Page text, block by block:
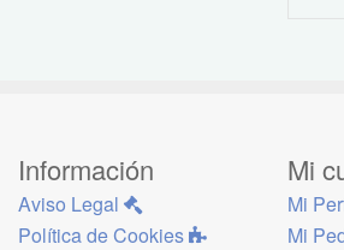
Información
Aviso Legal
Política de Cookies
Mi
Mi
Mi